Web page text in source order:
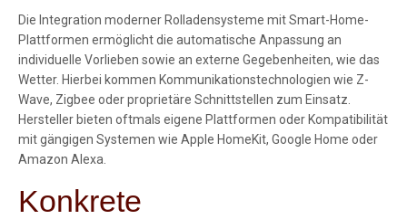
Die Integration moderner Rolladensysteme mit Smart-Home-
Plattformen ermöglicht die automatische Anpassung an
individuelle Vorlieben sowie an externe Gegebenheiten, wie das
Wetter. Hierbei kommen Kommunikationstechnologien wie Z-
Wave, Zigbee oder proprietäre Schnittstellen zum Einsatz.
Hersteller bieten oftmals eigene Plattformen oder Kompatibilität
mit gängigen Systemen wie Apple HomeKit, Google Home oder
Amazon Alexa.
Konkrete